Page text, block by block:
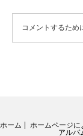
コメントするため
ホーム ホームページに
アルバ